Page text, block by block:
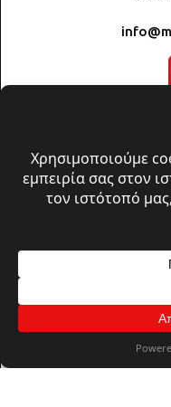
Πολιτική
Design,